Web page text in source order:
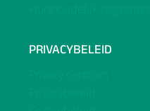
PRIVACYBELEID